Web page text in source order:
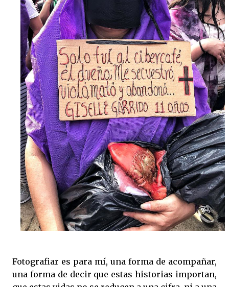
Fotografiar es para mí, una forma de acompañar,
una forma de decir que estas historias importan,